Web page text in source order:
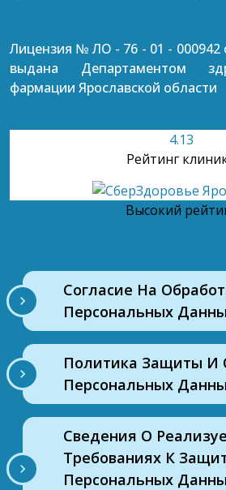
Лицензия №ЛО - 76 - 01 - 000942
выдана Департаментом
фармации Ярославской области
4.13
Рейтинг
Высокий
Согласие На
Персональных
Политика Защиты И
Персональных
Сведения О
Требованиях К
Персональных